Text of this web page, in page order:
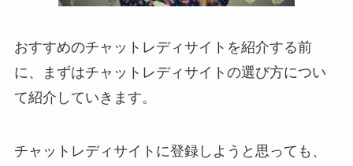
おすすめのチャットレディサイトを紹介する前
に、まずはチャットレディサイトの選び方につい
て紹介していきます。
チャットレディサイトに登録しようと思っても、